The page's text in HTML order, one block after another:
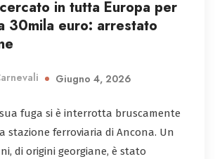
in tutta Europa per
30mila euro: arrestato
Giugno 4, 2026
sua fuga si è interrotta bruscamente
stazione ferroviaria di Ancona. Un
di origini georgiane, è stato